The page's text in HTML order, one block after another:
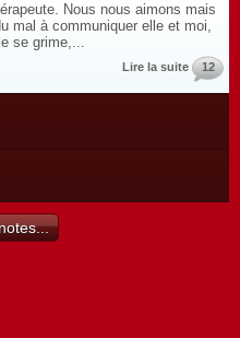
Nous nous aimons mais
mal à communiquer elle et moi,
se grime,...
Lire la suite 12